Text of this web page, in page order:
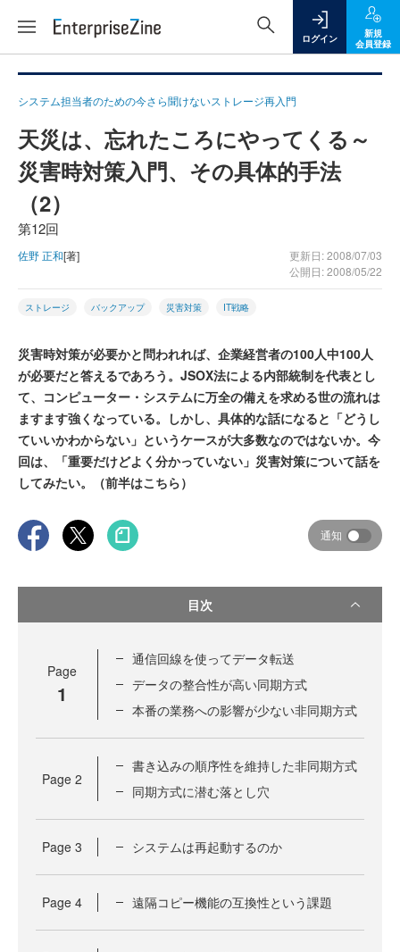
ログイン
新規
会員登録
システム担当者のための今さら聞けないストレージ再入門
天災は、忘れたころにやってくる～
災害時対策入門、その具体的手法
（2）
第12回
佐野 正和[著]
更新日: 2008/07/03
公開日: 2008/05/22
ストレージ バックアップ 災害対策 IT戦略
災害時対策が必要かと問われれば、企業経営者の100人中100人
が必要だと答えるであろう。JSOX法による内部統制を代表とし
て、コンピューター・システムに万全の備えを求める世の流れは
ますます強くなっている。しかし、具体的な話になると「どうし
ていいかわからない」というケースが大多数なのではないか。今
回は、「重要だけどよく分かっていない」災害対策について話を
してみたい。（前半はこちら）
通知
目次
Page
1
通信回線を使ってデータ転送
データの整合性が高い同期方式
本番の業務への影響が少ない非同期方式
Page 2
書き込みの順序性を維持した非同期方式
同期方式に潜む落とし穴
Page 3 システムは再起動するのか
Page 4 遠隔コピー機能の互換性という課題